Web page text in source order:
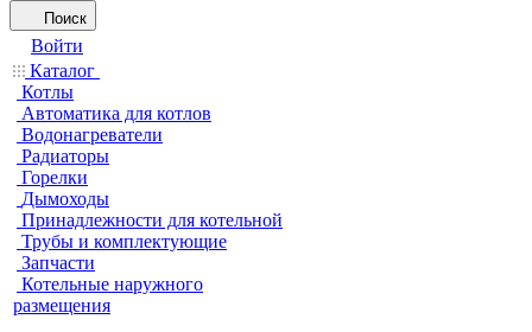
Поиск
Войти
Каталог
Котлы
Автоматика для котлов
Водонагреватели
Радиаторы
Горелки
Дымоходы
Принадлежности для котельной
Трубы и комплектующие
Запчасти
Котельные наружного
размещения